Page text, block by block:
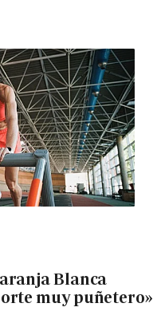
Blanca
muy puñetero»